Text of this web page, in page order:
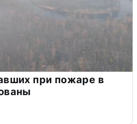
при пожаре в